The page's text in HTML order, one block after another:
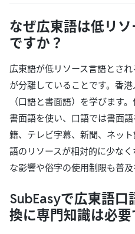
なぜ広東語は低リ
ですか？
広東語が低リソース言語とさ
が分離していることです。香
（口語と書面語）を学びます
書面語を使い、口語では書面
籍、テレビ字幕、新聞、ネッ
語のリソースが相対的に少な
な影響や俗字の使用制限も普及
SubEasyで広東語
換に専門知識は必要